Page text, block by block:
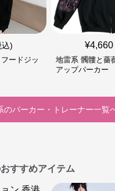
)
ードジッ
¥4,660
地雷系 髑髏と薔
アップパーカー
のパーカー・トレーナー一覧
すすめアイテム